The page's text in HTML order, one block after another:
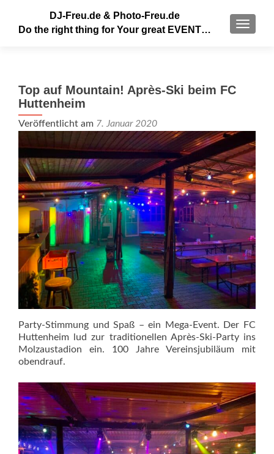
MENU
DJ-Freu.de & Photo-Freu.de
Do the right thing for Your great EVENT…
Top auf Mountain! Après-Ski beim FC
Huttenheim
Veröffentlicht am 7. Januar 2020
Party-Stimmung und Spaß – ein Mega-Event. Der FC
Huttenheim lud zur traditionellen Après-Ski-Party ins
Molzaustadion ein. 100 Jahre Vereinsjubiläum mit
obendrauf.